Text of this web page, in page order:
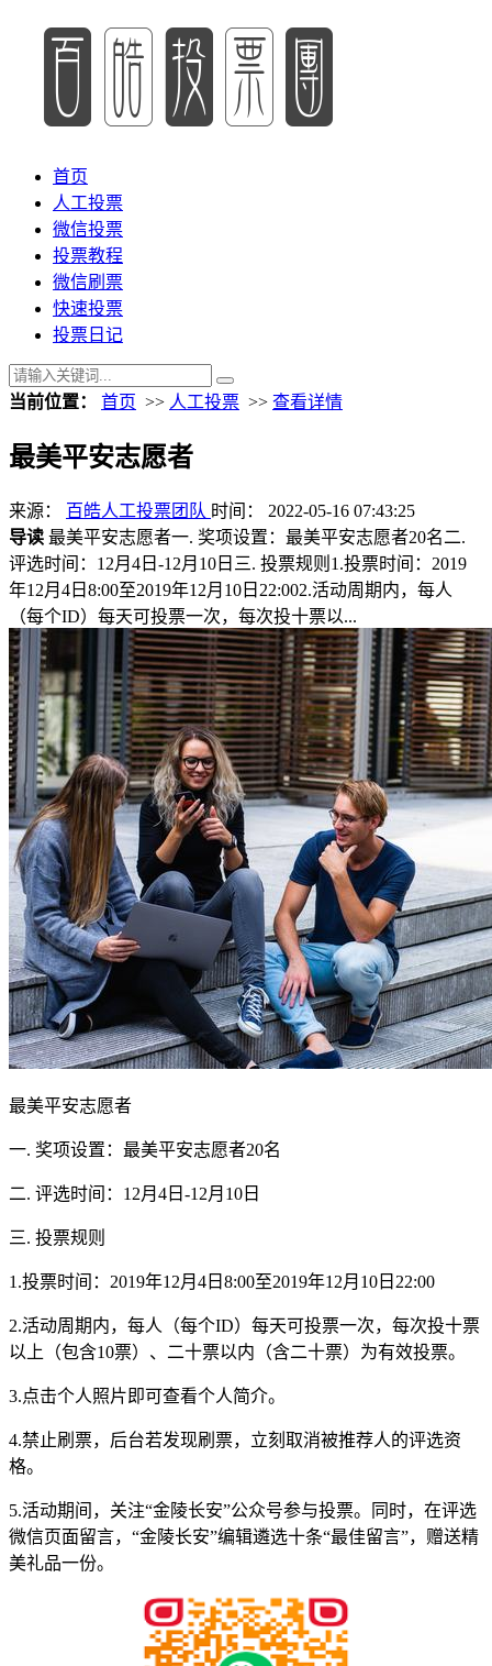
首页
人工投票
微信投票
投票教程
微信刷票
快速投票
投票日记
当前位置： 首页 >> 人工投票 >> 查看详情
最美平安志愿者
来源： 百皓人工投票团队 时间： 2022-05-16 07:43:25
导读 最美平安志愿者一. 奖项设置：最美平安志愿者20名二.
评选时间：12月4日-12月10日三. 投票规则1.投票时间：2019
年12月4日8:00至2019年12月10日22:002.活动周期内，每人
（每个ID）每天可投票一次，每次投十票以...
最美平安志愿者
一. 奖项设置：最美平安志愿者20名
二. 评选时间：12月4日-12月10日
三. 投票规则
1.投票时间：2019年12月4日8:00至2019年12月10日22:00
2.活动周期内，每人（每个ID）每天可投票一次，每次投十票
以上（包含10票）、二十票以内（含二十票）为有效投票。
3.点击个人照片即可查看个人简介。
4.禁止刷票，后台若发现刷票，立刻取消被推荐人的评选资
格。
5.活动期间，关注“金陵长安”公众号参与投票。同时，在评选
微信页面留言，“金陵长安”编辑遴选十条“最佳留言”，赠送精
美礼品一份。